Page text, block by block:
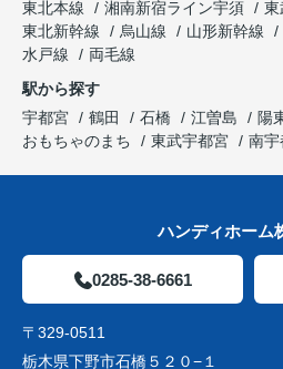
東北本線
湘南新宿ライン宇須 東
東北新幹線
烏山線 山形新幹線
水戸線
両毛線
駅から探す
宇都宮
鶴田 石橋 江曽島
陽
おもちゃのまち
東武宇都宮 南宇
ハンディホーム
0285-38-6661
〒329-0511
栃木県下野市石橋５２０−１